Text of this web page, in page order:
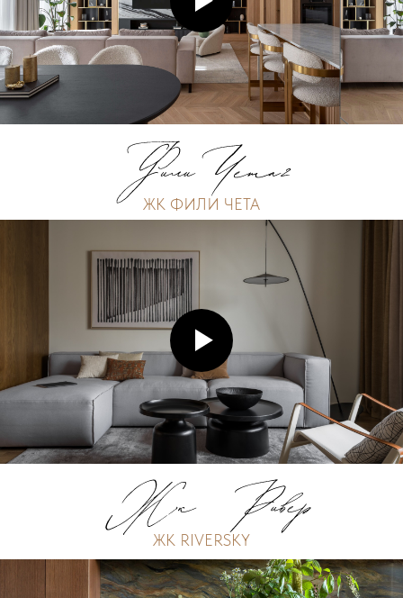
ЖК RIVERSKY
ЖК ФИЛИ ЧЕТА